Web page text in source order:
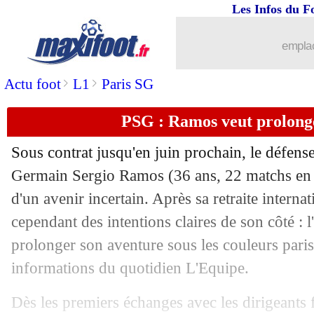
Actu foot> L1 > Paris SG
Les Infos du
PSG : Ramos veut
Sous contrat jusqu'en juin prochain, le
Germain Sergio Ramos (36 ans, 22 matchs
d'un avenir incertain. Après sa retraite
cependant des intentions claires de son côté :
prolonger son aventure sous les couleurs
informations du quotidien L'Equipe.
Dès les premiers échanges avec les
PSG: Galtier clair pour Hakimi
03/03 PSG
03/03 PSG: l'avocate d'Hakimi prend la
03/03 EdF : Kalulu croit en ses chances
03/03 Liverpool: Firmino a décidé de
03/03 PSG: Hakimi peut se déplacer à
03/03 FFF: pas de faute grave pour
03/03 OM: la grande motivation de Mughe